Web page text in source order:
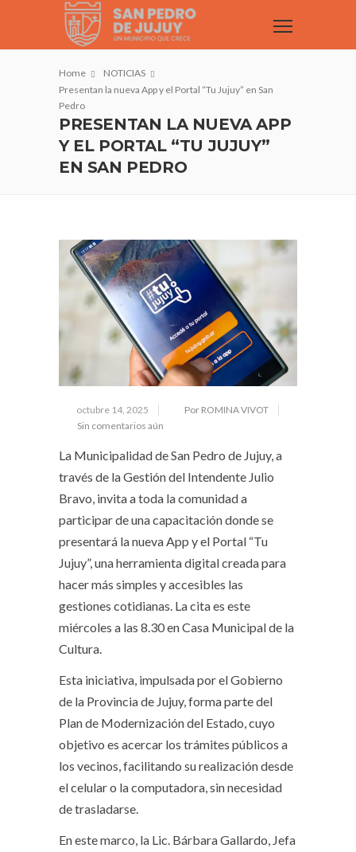
Home
NOTICIAS
Presentan la nueva App y el Portal “Tu Jujuy” en San
Pedro
PRESENTAN LA NUEVA APP
Y EL PORTAL “TU JUJUY”
EN SAN PEDRO
octubre 14, 2025
Por ROMINA VIVOT
Sin comentarios aún
La Municipalidad de San Pedro de Jujuy, a
través de la Gestión del Intendente Julio
Bravo, invita a toda la comunidad a
participar de una capacitación donde se
presentará la nueva App y el Portal “Tu
Jujuy”, una herramienta digital creada para
hacer más simples y accesibles las
gestiones cotidianas. La cita es este
miércoles a las 8.30 en Casa Municipal de la
Cultura.
Esta iniciativa, impulsada por el Gobierno
de la Provincia de Jujuy, forma parte del
Plan de Modernización del Estado, cuyo
objetivo es acercar los trámites públicos a
los vecinos, facilitando su realización desde
el celular o la computadora, sin necesidad
de trasladarse.
En este marco, la Lic. Bárbara Gallardo, Jefa